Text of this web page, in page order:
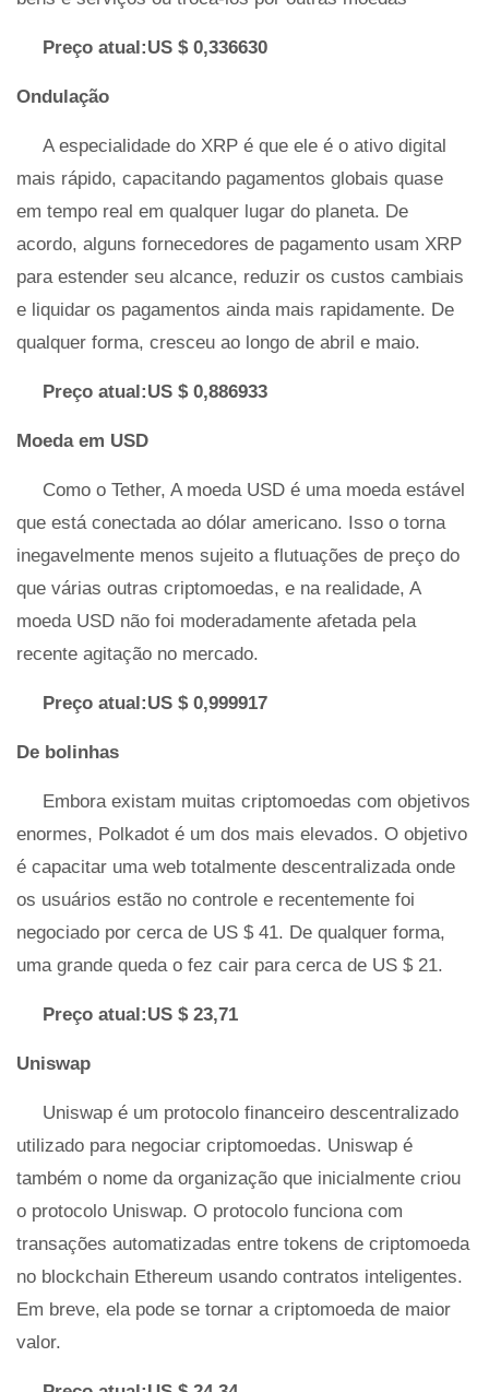
Preço atual:US $ 0,336630
Ondulação
A especialidade do XRP é que ele é o ativo digital
mais rápido, capacitando pagamentos globais quase
em tempo real em qualquer lugar do planeta. De
acordo, alguns fornecedores de pagamento usam XRP
para estender seu alcance, reduzir os custos cambiais
e liquidar os pagamentos ainda mais rapidamente. De
qualquer forma, cresceu ao longo de abril e maio.
Preço atual:US $ 0,886933
Moeda em USD
Como o Tether, A moeda USD é uma moeda estável
que está conectada ao dólar americano. Isso o torna
inegavelmente menos sujeito a flutuações de preço do
que várias outras criptomoedas, e na realidade, A
moeda USD não foi moderadamente afetada pela
recente agitação no mercado.
Preço atual:US $ 0,999917
De bolinhas
Embora existam muitas criptomoedas com objetivos
enormes, Polkadot é um dos mais elevados. O objetivo
é capacitar uma web totalmente descentralizada onde
os usuários estão no controle e recentemente foi
negociado por cerca de US $ 41. De qualquer forma,
uma grande queda o fez cair para cerca de US $ 21.
Preço atual:US $ 23,71
Uniswap
Uniswap é um protocolo financeiro descentralizado
utilizado para negociar criptomoedas. Uniswap é
também o nome da organização que inicialmente criou
o protocolo Uniswap. O protocolo funciona com
transações automatizadas entre tokens de criptomoeda
no blockchain Ethereum usando contratos inteligentes.
Em breve, ela pode se tornar a criptomoeda de maior
valor.